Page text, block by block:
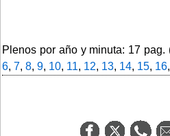
Plenos por año y minuta: 17 pag.
6, 7, 8, 9, 10, 11, 12, 13, 14, 15, 16,